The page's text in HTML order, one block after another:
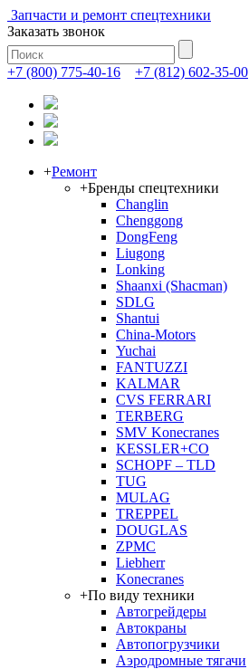
Запчасти и ремонт спецтехники
Заказать звонок
+7 (800) 775-40-16 +7 (812) 602-35-00
+Ремонт
+Бренды спецтехники
Changlin
Chenggong
DongFeng
Liugong
Lonking
Shaanxi (Shacman)
SDLG
Shantui
China-Motors
Yuchai
FANTUZZI
KALMAR
CVS FERRARI
TERBERG
SMV Konecranes
KESSLER+CO
SCHOPF – TLD
TUG
MULAG
TREPPEL
DOUGLAS
ZPMC
Liebherr
Konecranes
+По виду техники
Автогрейдеры
Автокраны
Автопогрузчики
Аэродромные тягачи